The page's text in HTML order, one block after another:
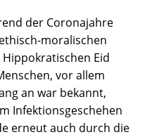
der Coronajahre
moralischen
Eid
vor allem
an war bekannt,
Infektionsgeschehen
erneut auch durch die